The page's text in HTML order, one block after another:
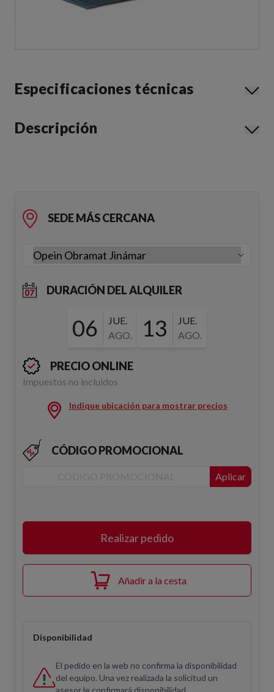
Especificaciones técnicas
Descripción
SEDE MÁS CERCANA
DURACIÓN DEL ALQUILER
06
JUE.
AGO.
13
JUE.
AGO.
PRECIO ONLINE
Impuestos no incluidos
Indique ubicación para mostrar precios
CÓDIGO PROMOCIONAL
Aplicar
Realizar pedido
Añadir a la cesta
Disponibilidad
El pedido en la web no confirma la disponibilidad
del equipo. Una vez realizada la solicitud un
asesor le confirmará disponibilidad.